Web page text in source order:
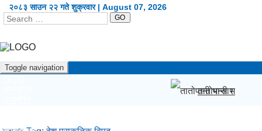
२०८३ साउन २२ गते शुक्रवार | August 07, 2026
GO
Toggle navigation
तातोपानी भन्सार